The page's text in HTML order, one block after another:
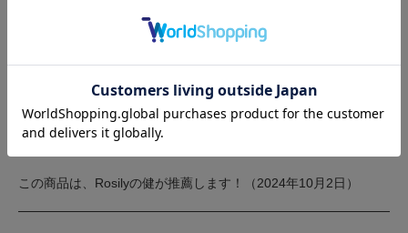
どのようなインテリアにも、アタ製品は自然に馴染みます。
ナチュラルテイストやモダンなインテリア、さらには和の空間に
も美しく調和し、さりげない上品さを加えてくれる一品です。
この商品は、Rosilyの健が推薦します！（2024年10月2日）